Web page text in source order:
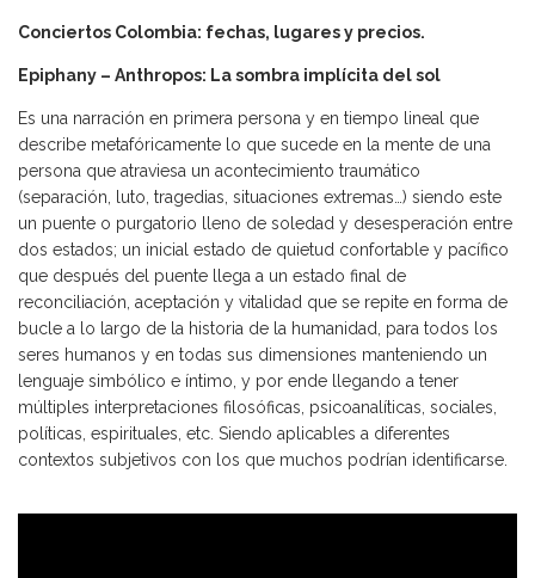
Conciertos Colombia: fechas, lugares y precios.
Epiphany – Anthropos: La sombra implícita del sol
Es una narración en primera persona y en tiempo lineal que
describe metafóricamente lo que sucede en la mente de una
persona que atraviesa un acontecimiento traumático
(separación, luto, tragedias, situaciones extremas…) siendo este
un puente o purgatorio lleno de soledad y desesperación entre
dos estados; un inicial estado de quietud confortable y pacífico
que después del puente llega a un estado final de
reconciliación, aceptación y vitalidad que se repite en forma de
bucle a lo largo de la historia de la humanidad, para todos los
seres humanos y en todas sus dimensiones manteniendo un
lenguaje simbólico e íntimo, y por ende llegando a tener
múltiples interpretaciones filosóficas, psicoanalíticas, sociales,
políticas, espirituales, etc. Siendo aplicables a diferentes
contextos subjetivos con los que muchos podrían identificarse.